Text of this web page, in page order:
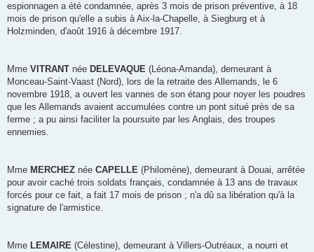
espionnagen a été condamnée, après 3 mois de prison préventive, à 18
mois de prison qu'elle a subis à Aix-la-Chapelle, à Siegburg et à
Holzminden, d'août 1916 à décembre 1917.
Mme VITRANT née DELEVAQUE (Léona-Amanda), demeurant à
Monceau-Saint-Vaast (Nord), lors de la retraite des Allemands, le 6
novembre 1918, a ouvert les vannes de son étang pour noyer les poudres
que les Allemands avaient accumulées contre un pont situé près de sa
ferme ; a pu ainsi faciliter la poursuite par les Anglais, des troupes
ennemies.
Mme MERCHEZ née CAPELLE (Philomène), demeurant à Douai, arrêtée
pour avoir caché trois soldats français, condamnée à 13 ans de travaux
forcés pour ce fait, a fait 17 mois de prison ; n'a dû sa libération qu'à la
signature de l'armistice.
Mme LEMAIRE (Célestine), demeurant à Villers-Outréaux, a nourri et